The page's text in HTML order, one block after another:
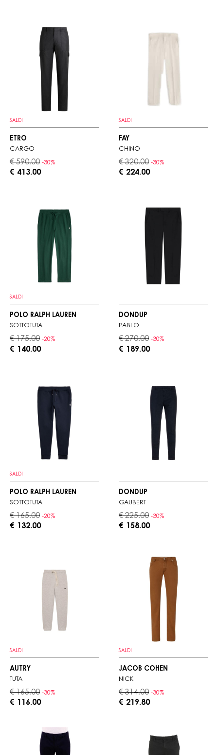
SALDI
ETRO
CARGO
€ 590.00 -30%
€ 413.00
SALDI
FAY
CHINO
€ 320.00 -30%
€ 224.00
SALDI
POLO RALPH LAUREN
SOTTOTUTA
€ 175.00 -20%
€ 140.00
DONDUP
PABLO
€ 270.00 -30%
€ 189.00
SALDI
POLO RALPH LAUREN
SOTTOTUTA
€ 165.00 -20%
€ 132.00
DONDUP
GAUBERT
€ 225.00 -30%
€ 158.00
SALDI
AUTRY
TUTA
€ 165.00 -30%
€ 116.00
SALDI
JACOB COHEN
NICK
€ 314.00 -30%
€ 219.80